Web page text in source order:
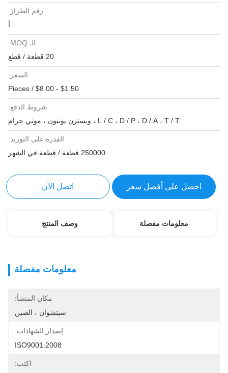
رقم الطراز:
الـ MOQ:
20 قطعة / قطع
السعر:
$1.50 - $8.00 / Pieces
شروط الدفع:
L / C ، D / P ، D / A ، T / T ، ويسترن يونيون ، موني جرام
القدرة على التوريد:
250000 قطعة / قطعة في الشهر
احصل على أفضل سعر اتصل الآن
معلومات مفصلة وصف المنتج
معلومات مفصلة
مكان المنشأ:
سيتشوان ، الصين
إصدار الشهادات:
ISO9001:2008
اكتب: